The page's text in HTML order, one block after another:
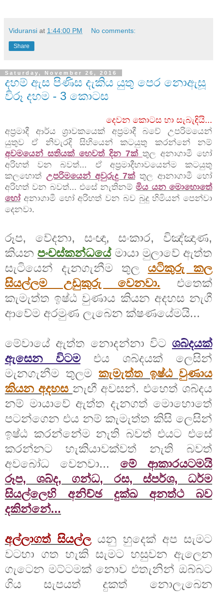
Viduransi at 1:44:00 PM No comments:
Share
Saturday, November 26, 2016
දහම් ඇස පිණිස දැකිය යුතු පෙර නොඇසූ
විරූ දහම - 3 කොටස
දෙවන කොටස හා සැබැඳියි...
අප්‍රමාදී ආර්ය ශ්‍රාවකයෙක් අප්‍රමාදී බවේ උපරිමයෙන්
යුතුව ඒ නිවැරදි සිහියෙන් කටයුතු කරන්නේ නම්
අවමයෙන් සතියක් හෙවත් දින 7ක් තුල අනාගාමී හෝ
අරිහත් වන බවත්... ඒ අප්‍රමාදීභාවයෙන්ම කටයුතු
කලහොත් උපරිමයෙන් අවුරුදු 7ක් තුල ආනාගාමී හෝ
අරිහත් වන බවත්... එසේ නැතිනම්මිය යන මොහොතේ
හෝඅනාගාමී හෝ අරිහත් වන බව බුදු හිමියන් පෙන්වා
දෙනවා.
රූප, වේදනා, සංඥා, සංකාර, විඤ්ඤාණ,
කියන පංචස්කන්ධයේමායා මුලාවේ ඇත්ත
සැටියෙන් දැනගැනීම තුල යටිකුරු කල
සියල්ලම උඩුකුරු වෙනවා. එතෙක්
කැමැත්ත ඉෂ්ඨ වුණාය කියන අදහස නැගී
ආවේම අරමුණ ලැබෙන ක්ෂණයේමයි...
මේවායේ ඇත්ත නොදන්නා විට ශබ්දයක්
ඇසෙන විටමඑය ශබ්දයක් ලෙසින්
මැනගැනීම තුලම කැමැත්ත ඉෂ්ඨ වුණාය
කියන අදහස නැඟී අවසන්. එහෙත් ශබ්දය
නම් මායාවේ ඇත්ත දැනගත් මොහොතේ
පටන්ගෙන එය නම් කැමැත්ත කිසි ලෙසින්
ඉෂ්ඨ කරන්නේම නැති බවත් එයට එසේ
කරන්නට හැකියාවක්වත් නැති බවත්
අවබෝධ වෙනවා... මේ ආකාරයටමයි
රූප, ශබ්ද, ගන්ධ, රස, ස්පර්ශ, ධර්ම
සියල්ලෙහි අනිච්ඡ දුක්ඛ අනත්ථ බව
දකින්නේ...
අල්ලාගත් සියල්ලයනු හුදෙක් අප සැමට
වටහා ගත හැකි සැමට හසුවන ඇලෙන
ගැටෙන මට්ටමක් නොව එතැනින් ඔබ්බට
ගිය සැපයත් දුකත් නොලැබෙන